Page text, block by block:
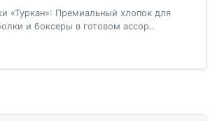
«Туркан»: Премиальный хлопок для
и боксеры в готовом ассор..